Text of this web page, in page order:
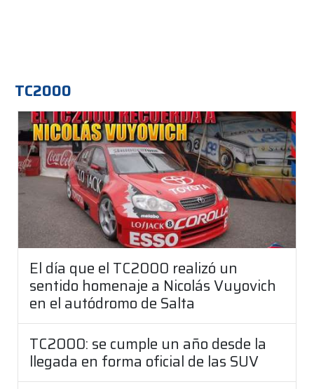
TC2000
El día que el TC2000 realizó un
sentido homenaje a Nicolás Vuyovich
en el autódromo de Salta
TC2000: se cumple un año desde la
llegada en forma oficial de las SUV